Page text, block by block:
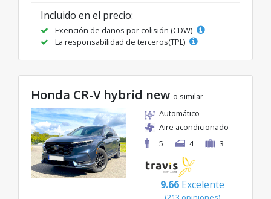
Incluido en el precio:
Exención de daños por colisión (CDW)
La responsabilidad de terceros(TPL)
Honda CR-V hybrid new o similar
Automático
Aire acondicionado
5
4 3
9.66 Excelente